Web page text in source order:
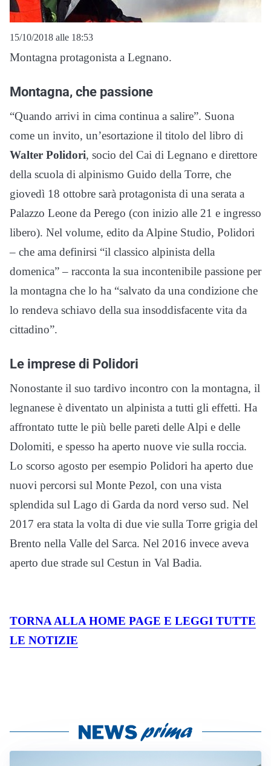
15/10/2018 alle 18:53
Montagna protagonista a Legnano.
Montagna, che passione
“Quando arrivi in cima continua a salire”. Suona
come un invito, un’esortazione il titolo del libro di
Walter Polidori, socio del Cai di Legnano e direttore
della scuola di alpinismo Guido della Torre, che
giovedì 18 ottobre sarà protagonista di una serata a
Palazzo Leone da Perego (con inizio alle 21 e ingresso
libero). Nel volume, edito da Alpine Studio, Polidori
– che ama definirsi “il classico alpinista della
domenica” – racconta la sua incontenibile passione per
la montagna che lo ha “salvato da una condizione che
lo rendeva schiavo della sua insoddisfacente vita da
cittadino”.
Le imprese di Polidori
Nonostante il suo tardivo incontro con la montagna, il
legnanese è diventato un alpinista a tutti gli effetti. Ha
affrontato tutte le più belle pareti delle Alpi e delle
Dolomiti, e spesso ha aperto nuove vie sulla roccia.
Lo scorso agosto per esempio Polidori ha aperto due
nuovi percorsi sul Monte Pezol, con una vista
splendida sul Lago di Garda da nord verso sud. Nel
2017 era stata la volta di due vie sulla Torre grigia del
Brento nella Valle del Sarca. Nel 2016 invece aveva
aperto due strade sul Cestun in Val Badia.
TORNA ALLA HOME PAGE E LEGGI TUTTE
LE NOTIZIE